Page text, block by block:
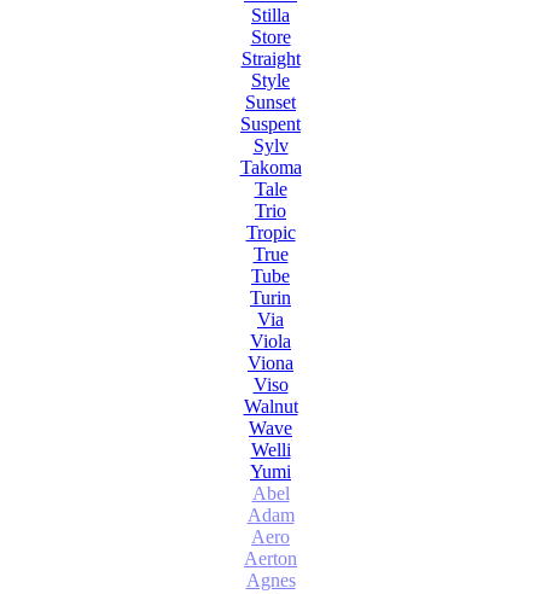
Stilla
Store
Straight
Style
Sunset
Suspent
Sylv
Takoma
Tale
Trio
Tropic
True
Tube
Turin
Via
Viola
Viona
Viso
Walnut
Wave
Welli
Yumi
Abel
Adam
Aero
Aerton
Agnes